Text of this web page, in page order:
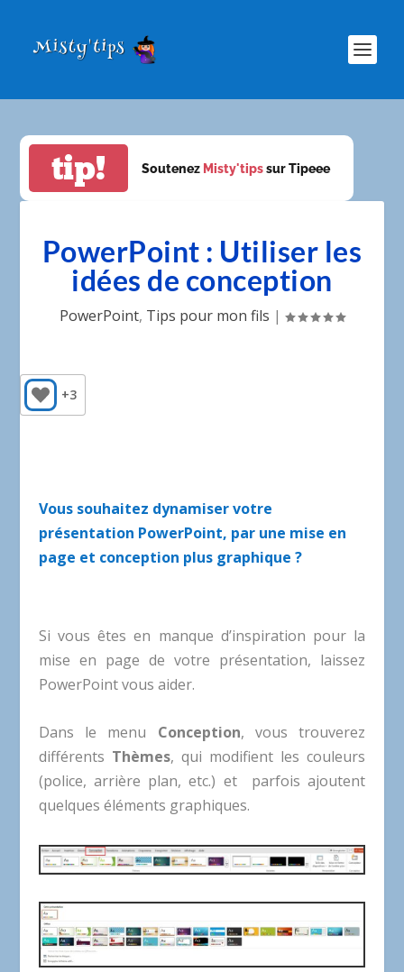
tip! Soutenez Misty'tipssur Tipeee
PowerPoint : Utiliser les
idées de conception
PowerPoint, Tips pour mon fils |
+3
Vous souhaitez dynamiser votre
présentation PowerPoint, par une mise en
page et conception plus graphique ?
Si vous êtes en manque d’inspiration pour la
mise en page de votre présentation, laissez
PowerPoint vous aider.
Dans le menu Conception, vous trouverez
différents Thèmes, qui modifient les couleurs
(police, arrière plan, etc.) et parfois ajoutent
quelques éléments graphiques.